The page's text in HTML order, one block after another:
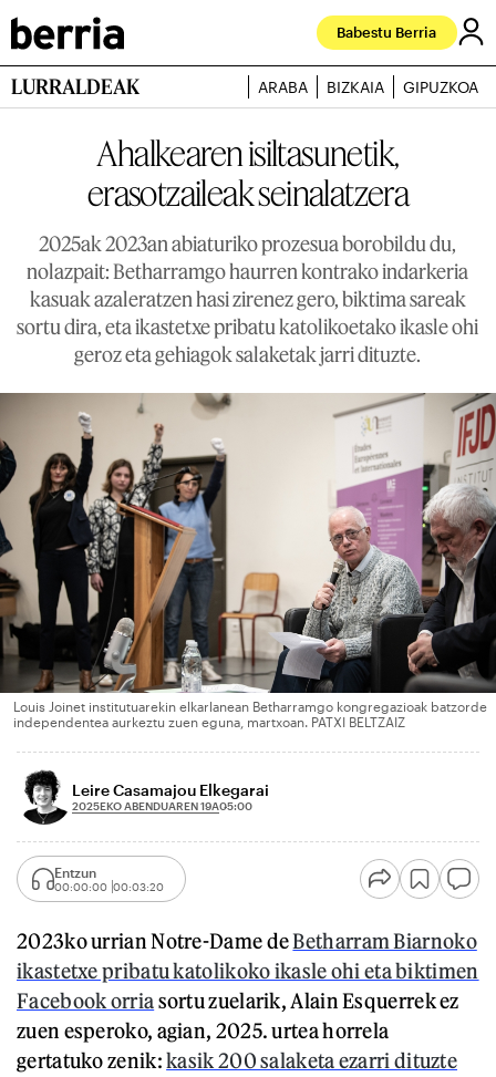
Babestu Berria
LURRALDEAK ARABA BIZKAIA GIPUZKOA
Ahalkearen isiltasunetik,
erasotzaileak seinalatzera
2025ak 2023an abiaturiko prozesua borobildu du,
nolazpait: Betharramgo haurren kontrako indarkeria
kasuak azaleratzen hasi zirenez gero, biktima sareak
sortu dira, eta ikastetxe pribatu katolikoetako ikasle ohi
geroz eta gehiagok salaketak jarri dituzte.
Louis Joinet institutuarekin elkarlanean Betharramgo kongregazioak batzorde
independentea aurkeztu zuen eguna, martxoan. PATXI BELTZAIZ
Leire Casamajou Elkegarai
2025EKO ABENDUAREN 19A05:00
Entzun
00:00:00 00:03:20
2023ko urrian Notre-Dame deBetharram Biarnoko
ikastetxe pribatu katolikoko ikasle ohi eta biktimen
Facebook orriasortu zuelarik, Alain Esquerrek ez
zuen esperoko, agian, 2025. urtea horrela
gertatuko zenik:kasik 200 salaketa ezarri dituzte